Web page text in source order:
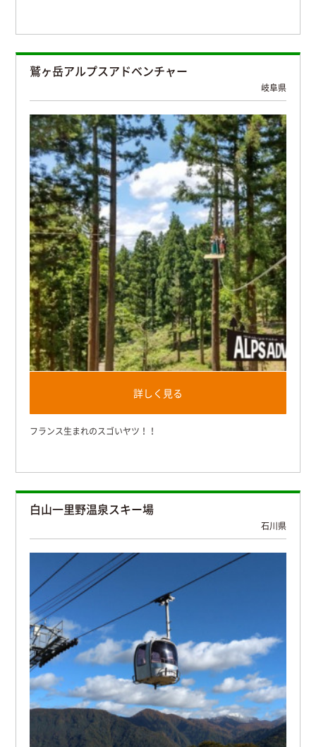
鷲ヶ岳アルプスアドベンチャー
岐阜県
詳しく見る
フランス生まれのスゴいヤツ！！
白山一里野温泉スキー場
石川県